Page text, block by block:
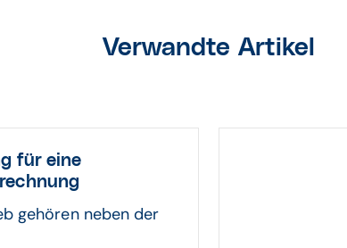
Verwandte Artikel
für eine
gehören neben der